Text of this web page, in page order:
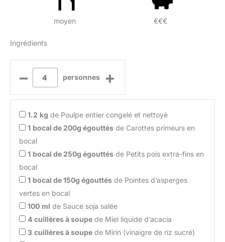
moyen €€€
Ingrédients
– personnes +
1.2 kg de Poulpe entier congelé et nettoyé
1 bocal de 200g égouttés de Carottes primeurs en
bocal
1 bocal de 250g égouttés de Petits pois extra-fins en
bocal
1 bocal de 150g égouttés de Pointes d’asperges
vertes en bocal
100 ml de Sauce soja salée
4 cuillères à soupe de Miel liquide d’acacia
3 cuillères à soupe de Mirin (vinaigre de riz sucré)